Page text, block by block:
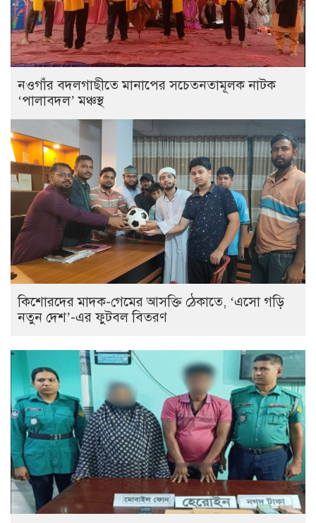
নওগাঁর বদলগাছীতে মানাপের সচেতনতামূলক নাটক
‘পালাবদল’ মঞ্চস্থ
কিশোরদের মাদক-গেমের আসক্তি ঠেকাতে, ‘এসো গড়ি
নতুন দেশ’-এর ফুটবল বিতরণ